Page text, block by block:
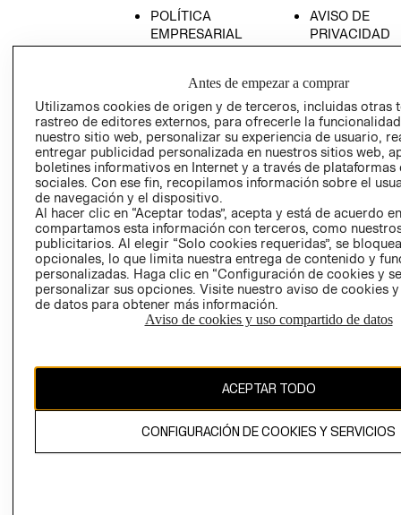
POLÍTICA
EMPRESARIAL
AVISO DE
PRIVACIDAD
AVISO DE
COOKIES
LIBRO DE
Ecuador ($)
CAMBIAR REGIÓN
El contenido de esta página web está protegido por copyright y es
propiedad de H&M Hennes & Mauritz AB.
Antes de empezar a comprar
Utilizamos cookies de origen y de terceros, incluidas otras
rastreo de editores externos, para ofrecerle la
nuestro sitio web, personalizar su experiencia de usuario,
entregar publicidad personalizada en nuestros sitios web,
boletines informativos en Internet y a través de plataformas
sociales. Con ese fin, recopilamos información sobre el
de navegación y el dispositivo.
Al hacer clic en “Aceptar todas”, acepta y está de acuerdo
compartamos esta información con terceros, como
publicitarios. Al elegir “Solo cookies requeridas”, se
opcionales, lo que limita nuestra entrega de contenido y
personalizadas. Haga clic en “Configuración de cookies y
personalizar sus opciones. Visite nuestro aviso de cookies
de datos para obtener más información.
Aviso de cookies y uso compartido de datos
ACEPTAR TODO
CONFIGURACIÓN DE COOKIES Y SERVICIOS